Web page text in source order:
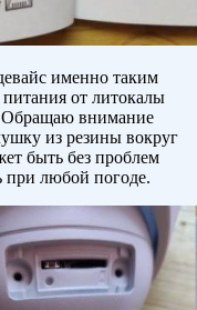
именно таким
от литокалы
Обращаю внимание
из резины вокруг
быть без проблем
при любой погоде.